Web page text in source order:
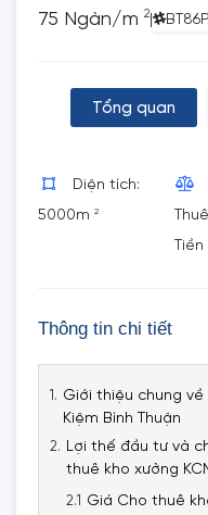
75 Ngàn/m 2
Tổng quan
Diện tích:
5000m 2
Tiền
Thông tin chi tiết
Giới thiệu chung về
Kiệm Bình Thuận
Lợi thế đầu tư và
thuê kho xưởng
Giá Cho thuê